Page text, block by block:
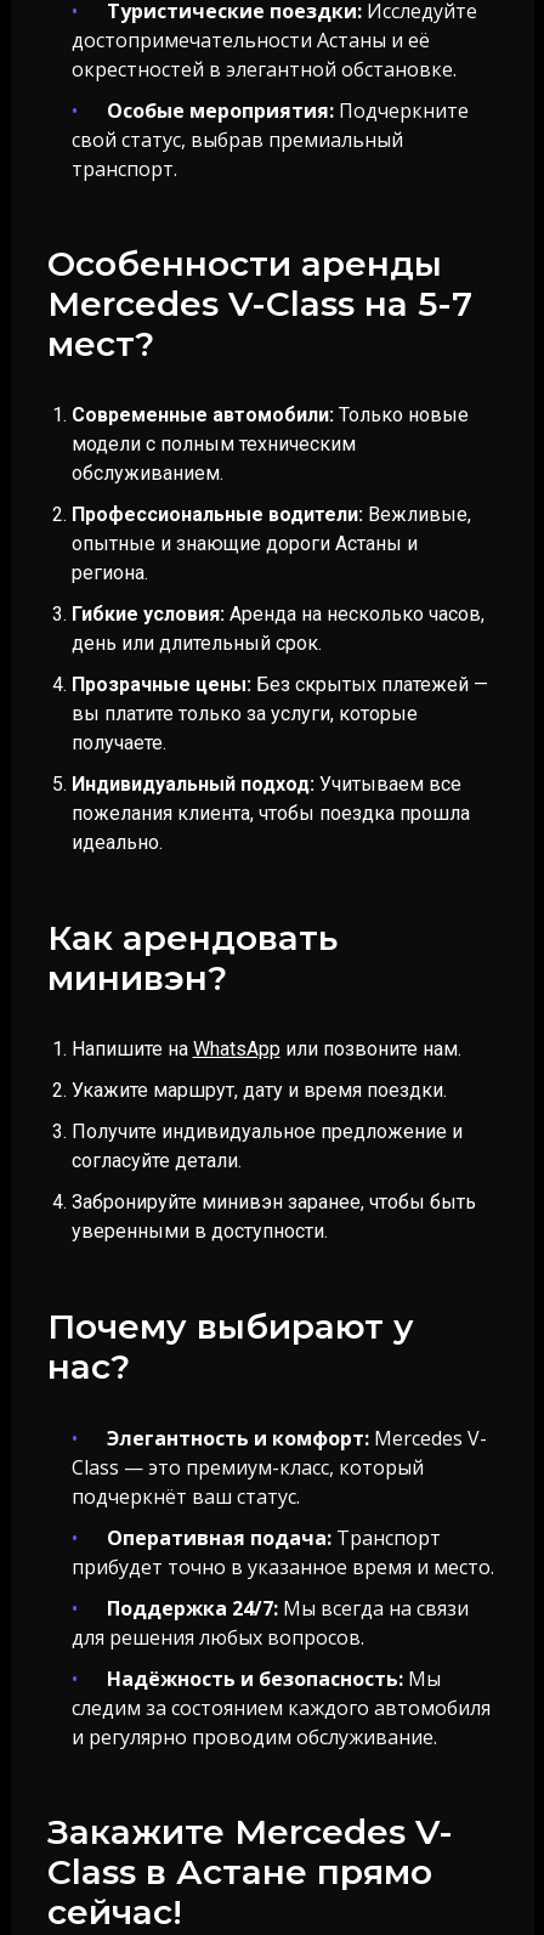
Туристические поездки:Исследуйте
достопримечательности Астаны и её
окрестностей в элегантной обстановке.
Особые мероприятия:Подчеркните
свой статус, выбрав премиальный
транспорт.
Особенности аренды
Mercedes V-Class на 5-7
мест?
Современные автомобили:Только новые
модели с полным техническим
обслуживанием.
Профессиональные водители:Вежливые,
опытные и знающие дороги Астаны и
региона.
Гибкие условия:Аренда на несколько часов,
день или длительный срок.
Прозрачные цены:Без скрытых платежей —
вы платите только за услуги, которые
получаете.
Индивидуальный подход:Учитываем все
пожелания клиента, чтобы поездка прошла
идеально.
Как арендовать
минивэн?
Напишите на WhatsApp или позвоните нам.
Укажите маршрут, дату и время поездки.
Получите индивидуальное предложение и
согласуйте детали.
Забронируйте минивэн заранее, чтобы быть
уверенными в доступности.
Почему выбирают у
нас?
Элегантность и комфорт:Mercedes V-
Class — это премиум-класс, который
подчеркнёт ваш статус.
Оперативная подача:Транспорт
прибудет точно в указанное время и место.
Поддержка 24/7:Мы всегда на связи
для решения любых вопросов.
Надёжность и безопасность:Мы
следим за состоянием каждого автомобиля
и регулярно проводим обслуживание.
Закажите Mercedes V-
Class в Астане прямо
сейчас!